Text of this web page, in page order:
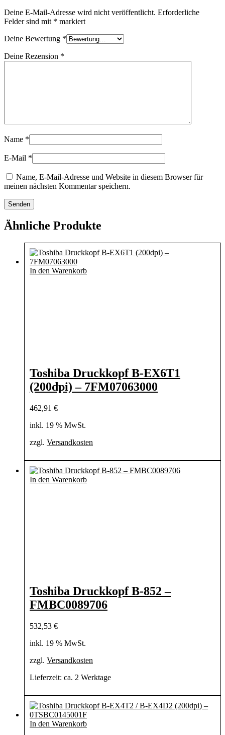
Deine E-Mail-Adresse wird nicht veröffentlicht. Erforderliche
Felder sind mit * markiert
Deine Bewertung *
Deine Rezension *
Name *
E-Mail *
Name, E-Mail-Adresse und Website in diesem Browser für
meinen nächsten Kommentar speichern.
Ähnliche Produkte
In den Warenkorb
Toshiba Druckkopf B-EX6T1
(200dpi) – 7FM07063000
462,91 €
inkl. 19 % MwSt.
zzgl. Versandkosten
In den Warenkorb
Toshiba Druckkopf B-852 –
FMBC0089706
532,53 €
inkl. 19 % MwSt.
zzgl. Versandkosten
Lieferzeit: ca. 2 Werktage
In den Warenkorb